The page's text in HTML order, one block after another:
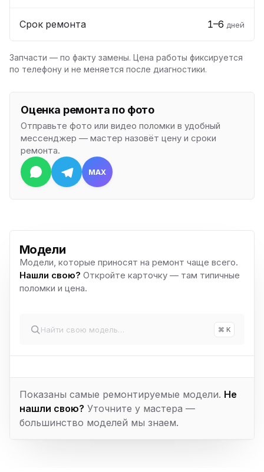
Срок ремонта 1–6 дней
Запчасти — по факту замены. Цена работы фиксируется
по телефону и не меняется после диагностики.
Оценка ремонта по фото
Отправьте фото или видео поломки в удобный
мессенджер — мастер назовёт цену и сроки
ремонта.
MAX
Модели
Модели, которые приносят на ремонт чаще всего.
Нашли свою? Откройте карточку — там типичные
поломки и цена.
⌘ K
Показаны самые ремонтируемые модели. Не
нашли свою? Уточните у мастера —
большинство моделей мы знаем.